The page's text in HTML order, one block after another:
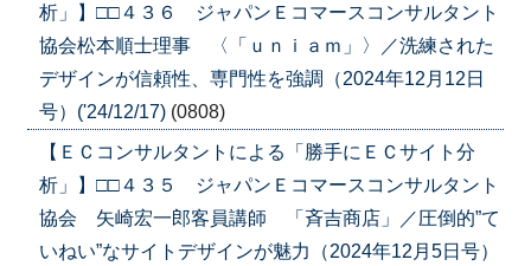
析」】□□４３６ ジャパンＥコマースコンサルタント
協会松本順士理事 〈「ｕｎｉａｍ」〉／洗練された
デザインが信頼性、専門性を強調（2024年12月12日
号）('24/12/17) (0808)
【ＥＣコンサルタントによる「勝手にＥＣサイト分
析」】□□４３５ ジャパンＥコマースコンサルタント
協会 矢崎宏一郎客員講師 「斉吉商店」／圧倒的”て
いねい”なサイトデザインが魅力（2024年12月5日号）